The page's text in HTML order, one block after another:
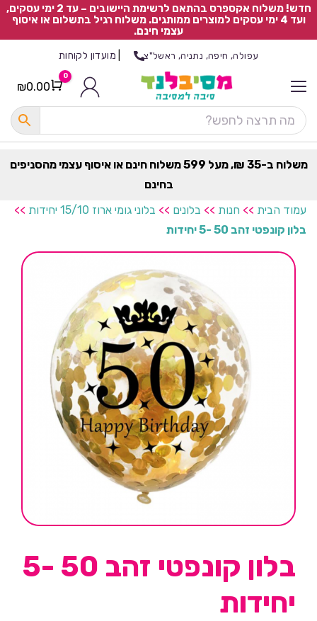
חדש! משלוח אקספרס בהתאם לרשימת היישובים – עד 2 ימי עסקים,
ועד 4 ימי עסקים למוצרים ממותגים. משלוח רגיל בתשלום או איסוף
עצמי חינם.
עפולה, חיפה, נתניה, ראשל"צ מועדון לקוחות
Cart
0
₪0.00
משלוח ב-35 ₪, מעל 599 משלוח חינם או איסוף עצמי מהסניפים
בחינם
עמוד הבית >> חנות >> בלונים >> בלוני גומי ארוז 15/10 יחידות
>>
בלון קונפטי זהב 50 -5 יחידות
בלון קונפטי זהב 50 -5
יחידות